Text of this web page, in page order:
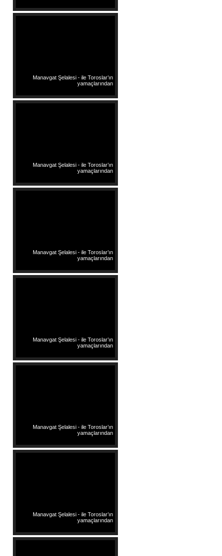
Manavgat Şelalesi - ile Toroslar’ın
yamaçlarından
Manavgat Şelalesi - ile Toroslar’ın
yamaçlarından
Manavgat Şelalesi - ile Toroslar’ın
yamaçlarından
Manavgat Şelalesi - ile Toroslar’ın
yamaçlarından
Manavgat Şelalesi - ile Toroslar’ın
yamaçlarından
Manavgat Şelalesi - ile Toroslar’ın
yamaçlarından